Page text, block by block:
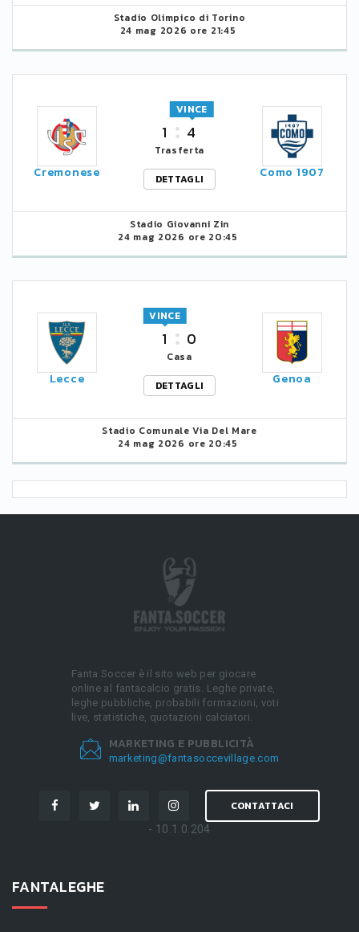
Stadio Olimpico di Torino
24 mag 2026 ore 21:45
Cremonese
1 4
VINCE
Trasferta
DETTAGLI
Como 1907
Stadio Giovanni Zin
24 mag 2026 ore 20:45
Lecce
1
VINCE
0
Casa
DETTAGLI
Genoa
Stadio Comunale Via Del Mare
24 mag 2026 ore 20:45
Fanta.Soccer è il sito web per giocare
online al fantacalcio gratis. Leghe private,
leghe pubbliche, probabili formazioni, voti
live, statistiche, quotazioni calciatori.
MARKETING E PUBBLICITÀ
marketing@fantasoccevillage.com
CONTATTACI
- 10.1.0.204
FANTALEGHE